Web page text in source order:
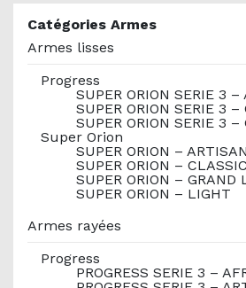
Catégories Armes
Armes lisses
Progress
SUPER ORION SERIE 3 –
SUPER ORION SERIE 3 –
SUPER ORION SERIE 3 –
Super Orion
SUPER ORION – ARTISAN
SUPER ORION – CLASSIC
SUPER ORION – GRAND
SUPER ORION – LIGHT
Armes rayées
Progress
PROGRESS SERIE 3 –